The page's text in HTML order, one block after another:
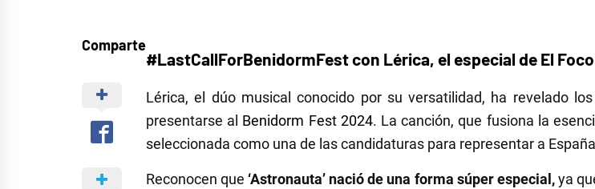
Comparte
#LastCallForBenidormFest con Lérica, el especial de El
Lérica, el dúo musical conocido por su versatilidad, ha revelado
presentarse al Benidorm Fest 2024. La canción, que fusiona la
seleccionada como una de las candidaturas para representar a
Reconocen que ‘Astronauta’ nació de una forma súper especial,ya